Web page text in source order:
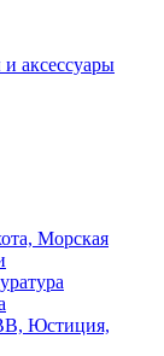
аксессуары
Морская
Юстиция,